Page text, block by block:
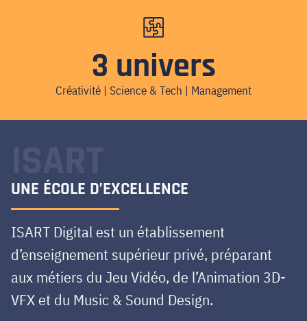
3 univers
Créativité | Science & Tech | Management
UNE ÉCOLE D’EXCELLENCE
ISART Digital est un établissement
d’enseignement supérieur privé, préparant
aux métiers du Jeu Vidéo, de l’Animation 3D-
VFX et du Music & Sound Design.